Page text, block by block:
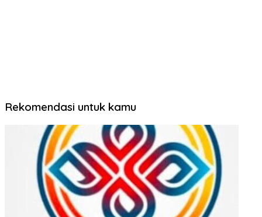
Rekomendasi untuk kamu